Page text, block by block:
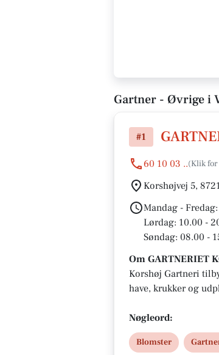
Gartner - Øvrige i
#1
60 10 03 ..
Korshøjvej 5,
Mandag -
Lørdag: 10.00 -
Søndag: 08.00 -
Om GARTNERIET
Korshøj Gartneri
have, krukker og
Nøgleord:
Blomster